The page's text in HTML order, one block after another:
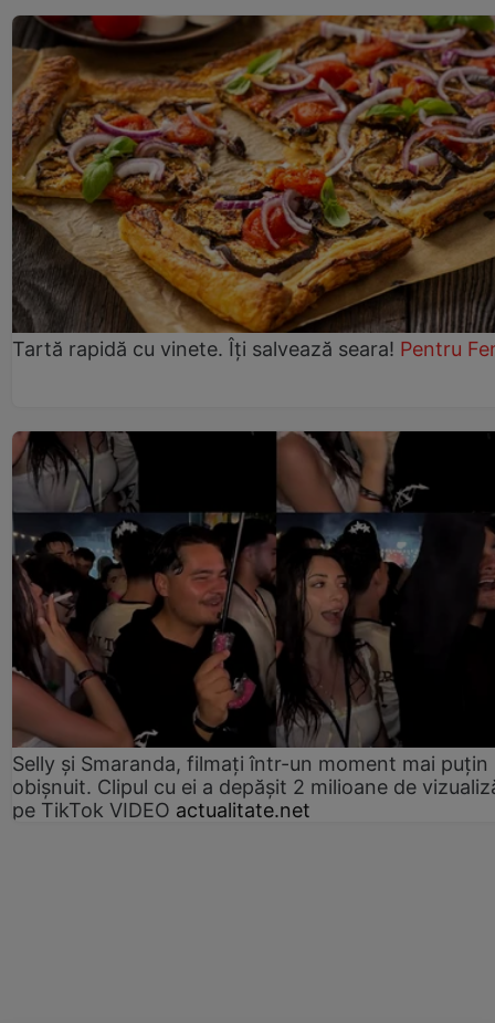
Tartă rapidă cu vinete. Îți salvează seara! Pentru
Selly și Smaranda, filmați într-un moment mai puțin
obișnuit. Clipul cu ei a depășit 2 milioane de
pe TikTok VIDEO actualitate.net